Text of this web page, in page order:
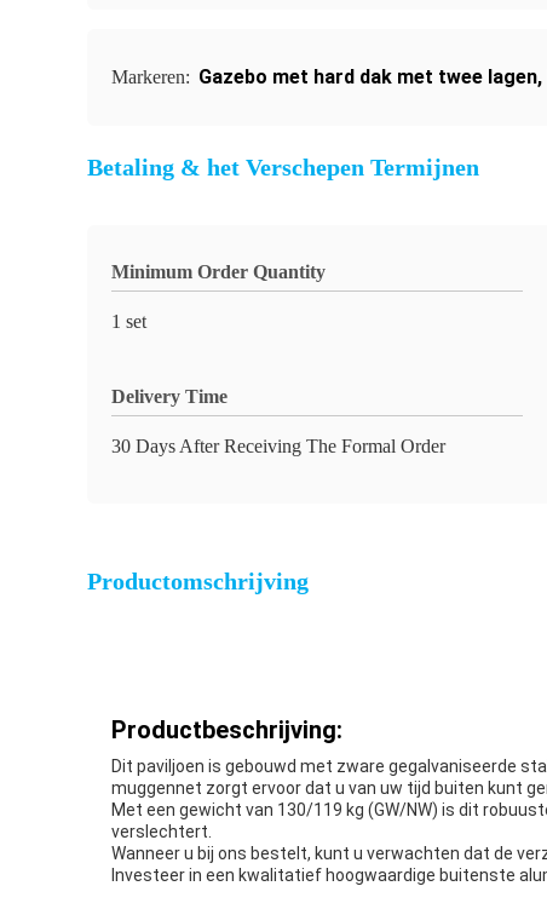
Markeren: Gazebo met hard dak met twee lagen,
Betaling & het Verschepen Termijnen
Minimum Order Quantity
1 set
Delivery Time
30 Days After Receiving The Formal Order
Productomschrijving
Productbeschrijving:
Dit paviljoen is gebouwd met zware gegalvaniseerde
muggennet zorgt ervoor dat u van uw tijd buiten kunt
Met een gewicht van 130/119 kg (GW/NW) is dit
verslechtert.
Wanneer u bij ons bestelt, kunt u verwachten dat de
Investeer in een kwalitatief hoogwaardige buitenste